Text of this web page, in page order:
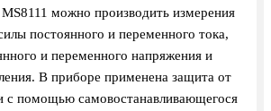
можно производить измерения
постоянного и переменного тока,
и переменного напряжения и
В приборе применена защита от
с помощью самовостанавливающегося